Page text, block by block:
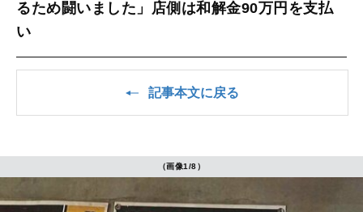
るため闘いました」店側は和解金90万円を支払
い
記事本文に戻る
（画像1/8）